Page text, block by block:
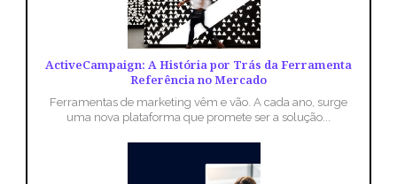
ActiveCampaign: A História por Trás da Ferramenta
Referência no Mercado
Ferramentas de marketing vêm e vão. A cada ano, surge
uma nova plataforma que promete ser a solução...